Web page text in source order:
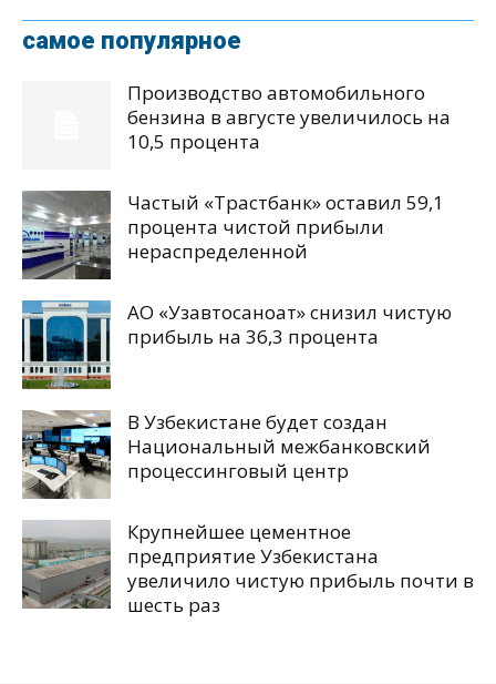
самое популярное
Производство автомобильного
бензина в августе увеличилось на
10,5 процента
Частый «Трастбанк» оставил 59,1
процента чистой прибыли
нераспределенной
АО «Узавтосаноат» снизил чистую
прибыль на 36,3 процента
В Узбекистане будет создан
Национальный межбанковский
процессинговый центр
Крупнейшее цементное
предприятие Узбекистана
увеличило чистую прибыль почти в
шесть раз